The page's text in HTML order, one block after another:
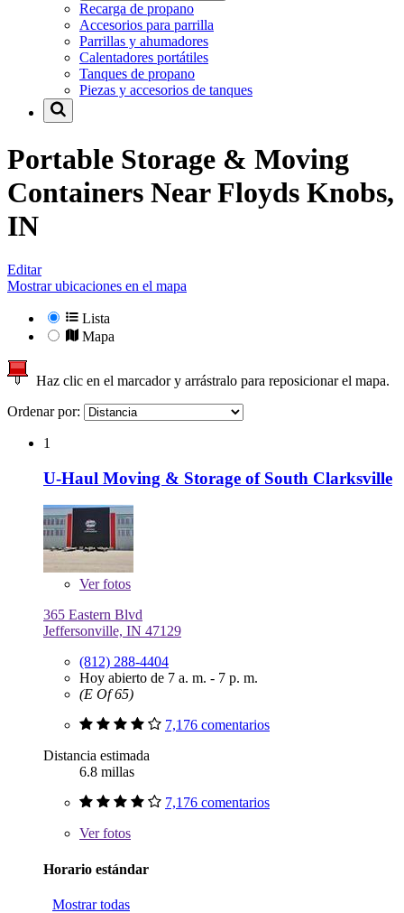
Recarga de propano
Accesorios para parrilla
Parrillas y ahumadores
Calentadores portátiles
Tanques de propano
Piezas y accesorios de tanques
Portable Storage & Moving
Containers NearFloyds Knobs,
IN
Editar
Mostrar ubicaciones en el mapa
Lista
Mapa
Haz clic en el marcador y arrástralo para reposicionar el mapa.
Ordenar por:
1
U-Haul Moving & Storage of South Clarksville
Verfotos
365 Eastern Blvd
Jeffersonville, IN 47129
(812) 288-4404
Hoy abierto de 7 a. m. - 7 p. m.
(E Of 65)
7,176 comentarios
Distancia estimada
6.8 millas
7,176 comentarios
Verfotos
Horario estándar
Mostrar todas